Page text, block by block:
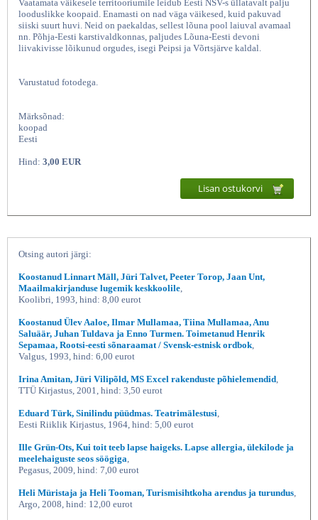
Eesti NSV koopad, Ü
Vaatamata väikesele territooriumile leidub Eesti NSV-s üllatavalt palju
looduslikke koopaid. Enamasti on nad väga väikesed, kuid pakuvad
siiski suurt huvi. Neid on paekaldas, sellest lõuna pool laiuval avamaal
nn. Põhja-Eesti karstivaldkonnas, paljudes Lõuna-Eesti devoni
liivakivisse lõikunud orgudes, isegi Peipsi ja Võrtsjärve kaldal.
Varustatud fotodega.
Märksõnad:
koopad
Eesti
Hind: 3,00 EUR
Lisan ostukorvi
Otsing autori järgi:
Koostanud Linnart Mäll, Jüri Talvet, Peeter Torop, Jaan Unt,
Maailmakirjanduse lugemik keskkoolile
Koolibri, 1993, hind: 8,00 eurot
Koostanud Ülev Aaloe, Ilmar Mullamaa, Tiina Mullamaa, Anu
Saluäär, Juhan Tuldava ja Enno Turmen. Toimetanud Henrik
Sepamaa, Rootsi-eesti sõnaraamat / Svensk-estnisk ordbok
Valgus, 1993, hind: 6,00 eurot
Irina Amitan, Jüri Vilipõld, MS Excel rakenduste põhielemendid
TTÜ Kirjastus, 2001, hind: 3,50 eurot
Eduard Türk, Sinilindu püüdmas. Teatrimälestusi
Eesti Riiklik Kirjastus, 1964, hind: 5,00 eurot
Ille Grün-Ots, Kui toit teeb lapse haigeks. Lapse allergia, ülekilode ja
meelehaiguste seos söögiga
Pegasus, 2009, hind: 7,00 eurot
Heli Müristaja ja Heli Tooman, Turismisihtkoha arendus ja turundus
Argo, 2008, hind: 12,00 eurot